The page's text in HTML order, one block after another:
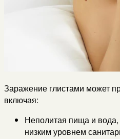
Заражение глистами может
включая:
Неполитая пища и вода,
низким уровнем